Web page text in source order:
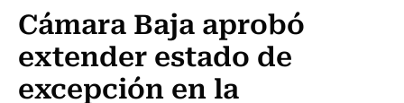
Cámara Baja aprobó
extender estado de
excepción en la